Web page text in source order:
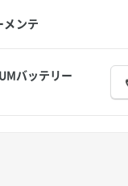
メンテ
バッテリー